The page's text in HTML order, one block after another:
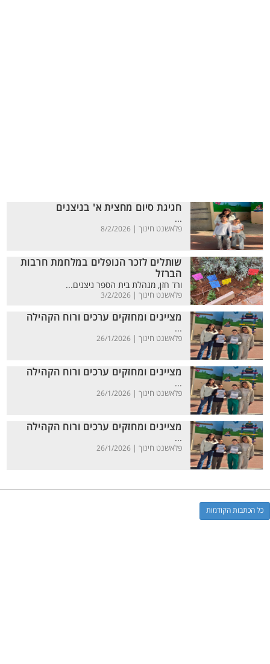
חגיגת סיום מחצית א' בניצנים
...
פלאשנט חינוך | 8/2/2026
שותלים לזכר הנופלים במלחמת חרבות
הברזל
ורד חזן, מנהלת בית הספר ניצנים...
פלאשנט חינוך | 3/2/2026
מציינים ומחזקים ערכים ורוח הקהילה
...
פלאשנט חינוך | 26/1/2026
מציינים ומחזקים ערכים ורוח הקהילה
...
פלאשנט חינוך | 26/1/2026
מציינים ומחזקים ערכים ורוח הקהילה
...
פלאשנט חינוך | 26/1/2026
כל הכתבות הקודמות